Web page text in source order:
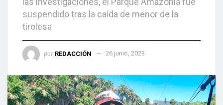
suspendido tras la caída de menor de la
tirolesa
por REDACCIÓN 26 junio, 2023